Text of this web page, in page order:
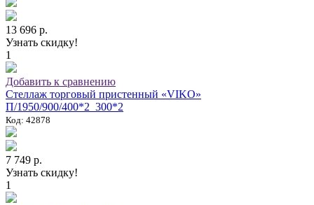
13 696 р.
Узнать скидку!
1
Добавить к сравнению
Стеллаж торговый пристенный «VIKO»
П/1950/900/400*2_300*2
Код: 42878
7 749 р.
Узнать скидку!
1